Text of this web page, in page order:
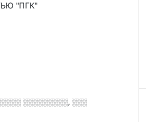
"ПГК"
░░░░░░░░░, ░░░